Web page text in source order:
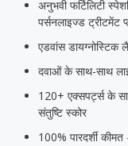
अनुभवी फर्टिलिटी
पर्सनलाइज्ड ट्रीटमेंट
एडवांस डायग्नोस्टिक
दवाओं के साथ-साथ
120+ एक्सपर्ट्स के
संतुष्टि स्कोर
100% पारदर्शी